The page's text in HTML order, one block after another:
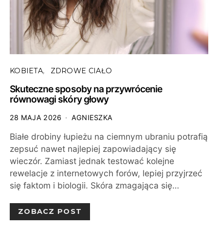
KOBIETA ZDROWE CIAŁO
Skuteczne sposoby na przywrócenie
równowagi skóry głowy
28 MAJA 2026 AGNIESZKA
Białe drobiny łupieżu na ciemnym ubraniu potrafią
zepsuć nawet najlepiej zapowiadający się
wieczór. Zamiast jednak testować kolejne
rewelacje z internetowych forów, lepiej przyjrzeć
się faktom i biologii. Skóra zmagająca się…
ZOBACZ POST